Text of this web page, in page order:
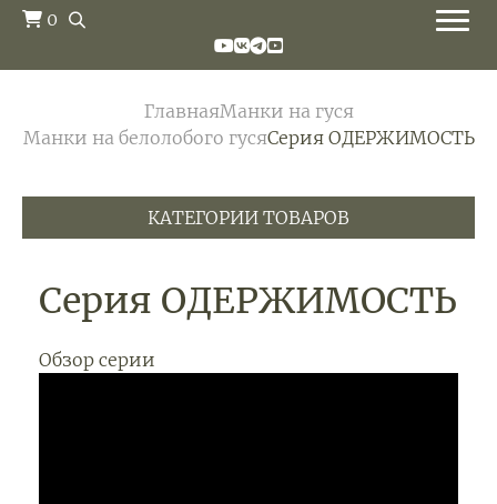
0
ГлавнаяМанки на гуся
Манки на белолобого гусяСерия ОДЕРЖИМОСТЬ
КАТЕГОРИИ ТОВАРОВ
Серия ОДЕРЖИМОСТЬ
Обзор серии